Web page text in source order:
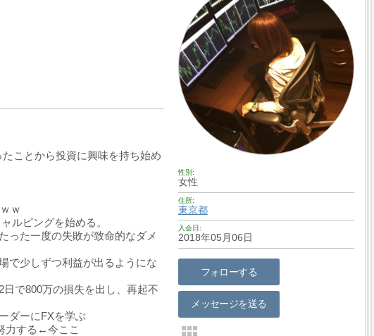
性別
女性
住所
東京都
入会日
2018年05月06日
フォローする
メッセージを送る
ことから投資に興味を持ち始め
ｗ
ルピングを始める。
った一度の失敗が致命的なダメ
で少しずつ利益が出るようにな
で800万の損失を出し、再起不
ダーにFXを学ぶ
力する←今ここ